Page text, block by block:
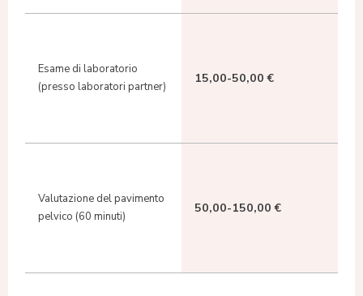
Esame di laboratorio
(presso laboratori partner)
15,00-50,00 €
Valutazione del pavimento
pelvico (60 minuti)
50,00-150,00 €